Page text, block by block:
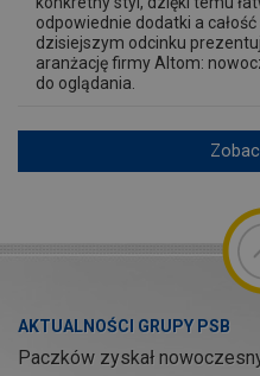
odpowiednie dodatki a
dzisiejszym odcinku
aranżację firmy Altom:
do oglądania.
AKTUALNOŚCI GRUPY PSB
Paczków zyskał